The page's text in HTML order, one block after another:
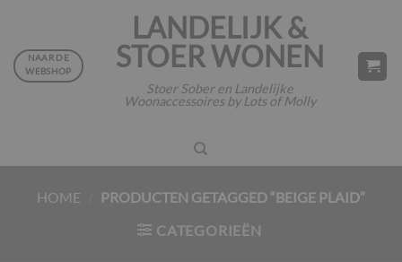
inhoud
LANDELIJK &
STOER WONEN
Stoer Sober en Landelijke
Woonaccessoires by Lots of Molly
NAAR DE
WEBSHOP
HOME
PRODUCTEN GETAGGED “BEIGE PLAID”
CATEGORIEËN